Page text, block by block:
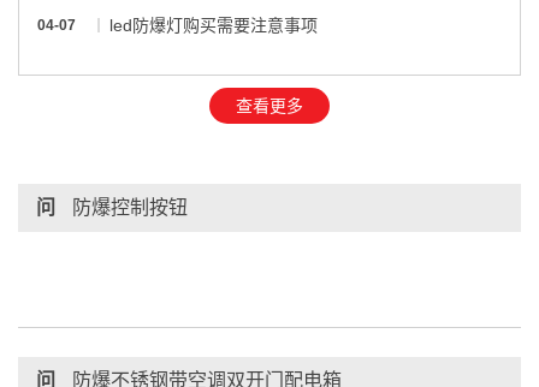
04-07 led防爆灯购买需要注意事项
查看更多
问 防爆控制按钮
问 防爆不锈钢带空调双开门配电箱